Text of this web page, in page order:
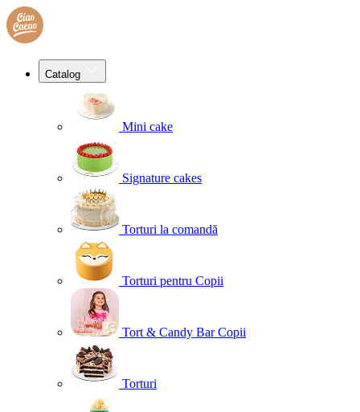
Catalog
Mini cake
Signature cakes
Torturi la comandă
Torturi pentru Copii
Tort & Candy Bar Copii
Torturi